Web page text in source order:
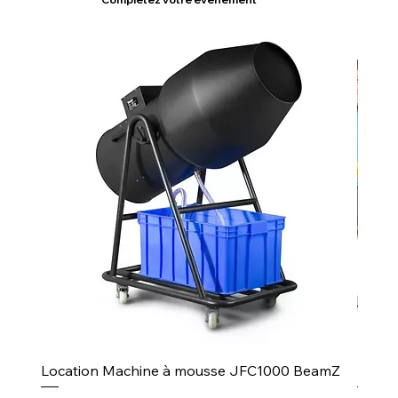
Location Machine à mousse JFC1000 BeamZ